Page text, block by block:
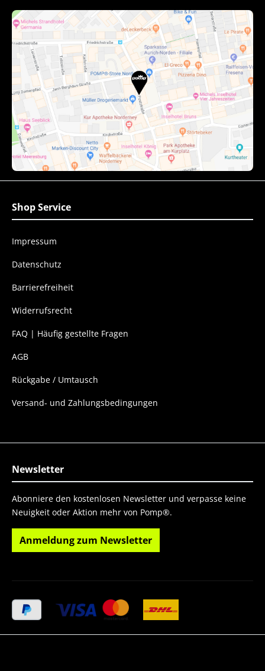
Shop Service
Impressum
Datenschutz
Barrierefreiheit
Widerrufsrecht
FAQ | Häufig gestellte Fragen
AGB
Rückgabe / Umtausch
Versand- und Zahlungsbedingungen
Newsletter
Abonniere den kostenlosen Newsletter und verpasse keine
Neuigkeit oder Aktion mehr von Pomp®.
Anmeldung zum Newsletter